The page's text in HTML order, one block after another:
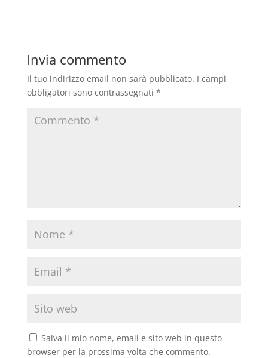
Invia commento
Il tuo indirizzo email non sarà pubblicato. I campi
obbligatori sono contrassegnati *
Salva il mio nome, email e sito web in questo
browser per la prossima volta che commento.